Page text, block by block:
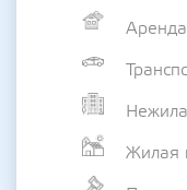
Жилая